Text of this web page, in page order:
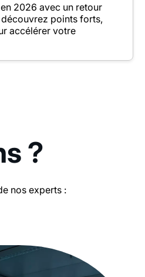
2026 avec un retour
points forts,
accélérer votre
?
nos experts :